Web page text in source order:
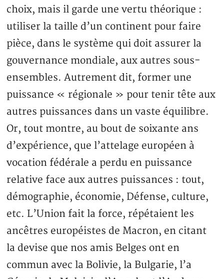
choix, mais il garde une vertu théorique :
utiliser la taille d’un continent pour faire
pièce, dans le système qui doit assurer la
gouvernance mondiale, aux autres sous-
ensembles. Autrement dit, former une
puissance « régionale » pour tenir tête aux
autres puissances dans un vaste équilibre.
Or, tout montre, au bout de soixante ans
d’expérience, que l’attelage européen à
vocation fédérale a perdu en puissance
relative face aux autres puissances : tout,
démographie, économie, Défense, culture,
etc. L’Union fait la force, répétaient les
ancêtres européistes de Macron, en citant
la devise que nos amis Belges ont en
commun avec la Bolivie, la Bulgarie, l’a